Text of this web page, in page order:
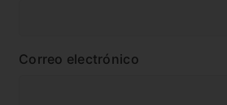
Correo electrónico